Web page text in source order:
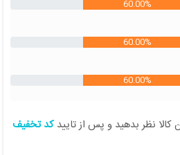
60.00%
60.00%
60.00%
نظر بدهید و پس از تایید کد تخفیف